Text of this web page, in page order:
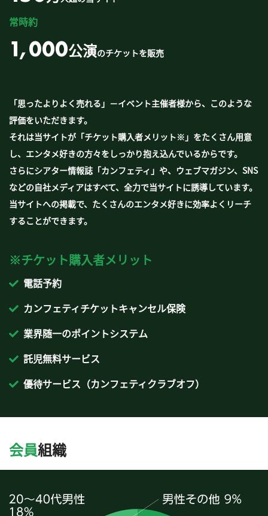
常時約
1,000公演のチケットを販売
「思ったよりよく売れる」－イベント主催者様から、このような
評価をいただきます。
それは当サイトが「チケット購入者メリット※」をたくさん用意
し、エンタメ好きの方々をしっかり抱え込んでいるからです。
さらにシアター情報誌「カンフェティ」や、ウェブマガジン、SNS
などの自社メディアはすべて、全力で当サイトに誘導しています。
当サイトへの掲載で、たくさんのエンタメ好きに効率よくリーチ
することができます。
※チケット購入者メリット
電話予約
カンフェティチケットキャンセル保険
業界随一のポイントシステム
託児無料サービス
優待サービス（カンフェティクラブオフ）
会員組織